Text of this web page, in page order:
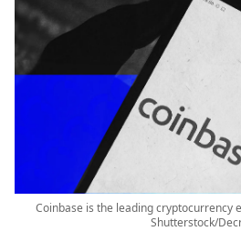
Coinbase is the leading cryptocurrency
Shutterstock/